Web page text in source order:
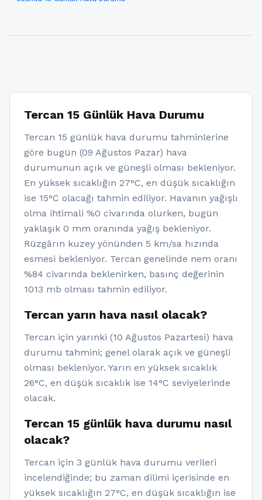
Tercan 15 Günlük Hava Durumu
Tercan 15 günlük hava durumu tahminlerine
göre bugün (09 Ağustos Pazar) hava
durumunun açık ve güneşli olması bekleniyor.
En yüksek sıcaklığın 27°C, en düşük sıcaklığın
ise 15°C olacağı tahmin ediliyor. Havanın yağışlı
olma ihtimali %0 civarında olurken, bugün
yaklaşık 0 mm oranında yağış bekleniyor.
Rüzgârın kuzey yönünden 5 km/sa hızında
esmesi bekleniyor. Tercan genelinde nem oranı
%84 civarında beklenirken, basınç değerinin
1013 mb olması tahmin ediliyor.
Tercan yarın hava nasıl olacak?
Tercan için yarınki (10 Ağustos Pazartesi) hava
durumu tahmini; genel olarak açık ve güneşli
olması bekleniyor. Yarın en yüksek sıcaklık
26°C, en düşük sıcaklık ise 14°C seviyelerinde
olacak.
Tercan 15 günlük hava durumu nasıl
olacak?
Tercan için 3 günlük hava durumu verileri
incelendiğinde; bu zaman dilimi içerisinde en
yüksek sıcaklığın 27°C, en düşük sıcaklığın ise